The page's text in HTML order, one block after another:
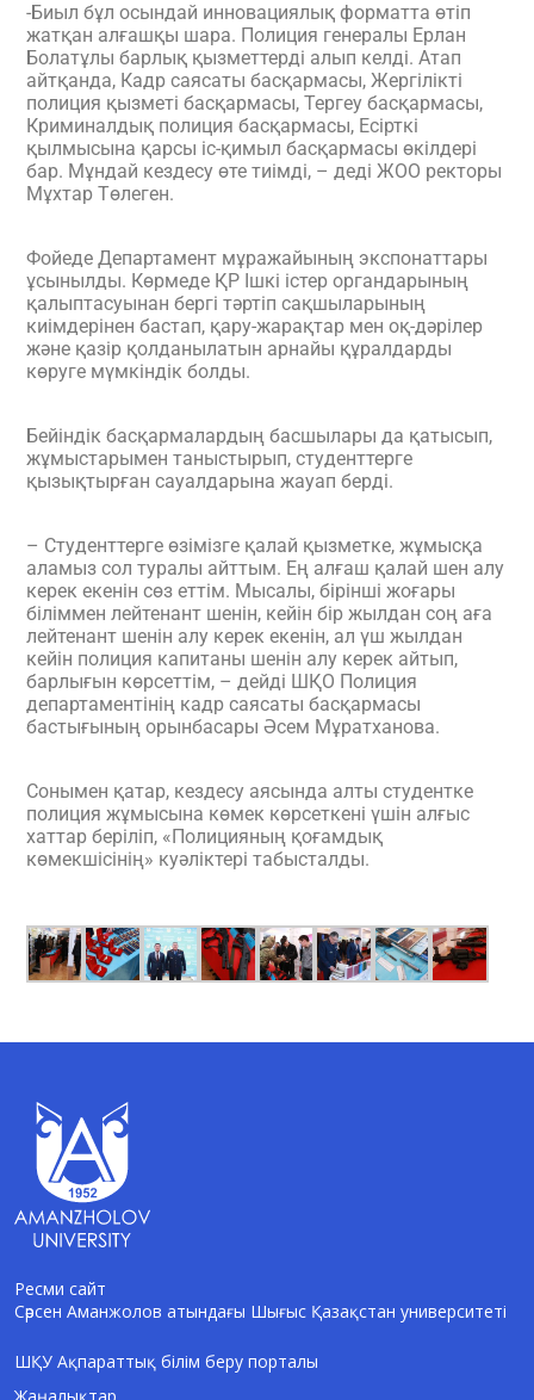
-Биыл бұл осындай инновациялық форматта өтіп
жатқан алғашқы шара. Полиция генералы Ерлан
Болатұлы барлық қызметтерді алып келді. Атап
айтқанда, Кадр саясаты басқармасы, Жергілікті
полиция қызметі басқармасы, Тергеу басқармасы,
Криминалдық полиция басқармасы, Есірткі
қылмысына қарсы іс-қимыл басқармасы өкілдері
бар. Мұндай кездесу өте тиімді, – деді ЖОО ректоры
Мұхтар Төлеген.
Фойеде Департамент мұражайының экспонаттары
ұсынылды. Көрмеде ҚР Ішкі істер органдарының
қалыптасуынан бергі тәртіп сақшыларының
киімдерінен бастап, қару-жарақтар мен оқ-дәрілер
және қазір қолданылатын арнайы құралдарды
көруге мүмкіндік болды.
Бейіндік басқармалардың басшылары да қатысып,
жұмыстарымен таныстырып, студенттерге
қызықтырған сауалдарына жауап берді.
– Студенттерге өзімізге қалай қызметке, жұмысқа
аламыз сол туралы айттым. Ең алғаш қалай шен алу
керек екенін сөз еттім. Мысалы, бірінші жоғары
біліммен лейтенант шенін, кейін бір жылдан соң аға
лейтенант шенін алу керек екенін, ал үш жылдан
кейін полиция капитаны шенін алу керек айтып,
барлығын көрсеттім, – дейді ШҚО Полиция
департаментінің кадр саясаты басқармасы
бастығының орынбасары Әсем Мұратханова.
Сонымен қатар, кездесу аясында алты студентке
полиция жұмысына көмек көрсеткені үшін алғыс
хаттар беріліп, «Полицияның қоғамдық
көмекшісінің» куәліктері табысталды.
Ресми сайт
Сәрсен Аманжолов атындағы Шығыс Қазақстан университеті
ШҚУ Ақпараттық білім беру порталы
AI-Talapker